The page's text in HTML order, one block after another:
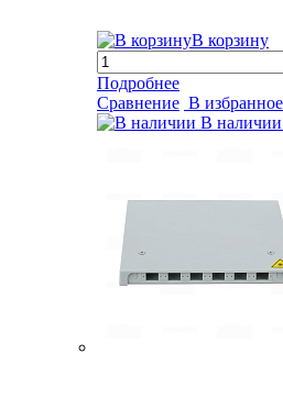
В корзину
Подробнее
Сравнение В избранное
В наличии